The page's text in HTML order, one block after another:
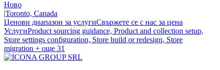
Ново
|Toronto, Canada
Ценови диапазон за услугиСвържете се с нас за цена
УслугиProduct sourcing guidance, Product and collection setup,
Store settings configuration, Store build or redesign, Store
migration + още 31